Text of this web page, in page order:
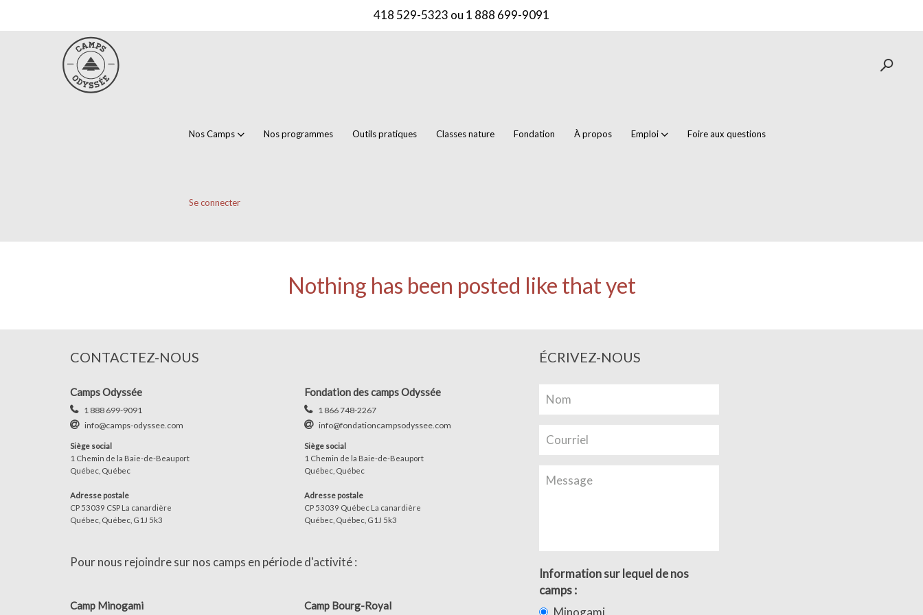
418 529-5323 ou 1 888 699-9091
Nos Camps Nos programmes Outils pratiques Classes nature Fondation À propos Emploi Foire aux questions
Se connecter
Nothing has been posted like that yet
CONTACTEZ-NOUS
Camps Odyssée
1 888 699-9091
info@camps-odyssee.com
Siège social
1 Chemin de la Baie-de-Beauport
Québec, Québec
Adresse postale
CP 53039 CSP La canardière
Québec, Québec, G1J 5k3
Fondation des camps Odyssée
1 866 748-2267
info@fondationcampsodyssee.com
Siège social
1 Chemin de la Baie-de-Beauport
Québec, Québec
Adresse postale
CP 53039 Québec La canardière
Québec, Québec, G1J 5k3
Pour nous rejoindre sur nos camps en période d'activité :
Camp Minogami Camp Bourg-Royal
ÉCRIVEZ-NOUS
Information sur lequel de nos
camps :
Minogami